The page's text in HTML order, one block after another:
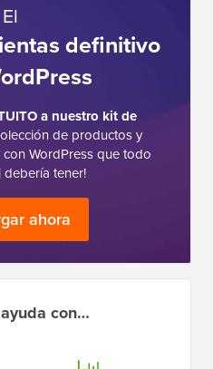
El
definitivo
a nuestro kit de
de productos y
WordPress que todo
tener!
ahora
con…